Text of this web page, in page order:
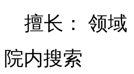
擅长： 领域
院内搜索